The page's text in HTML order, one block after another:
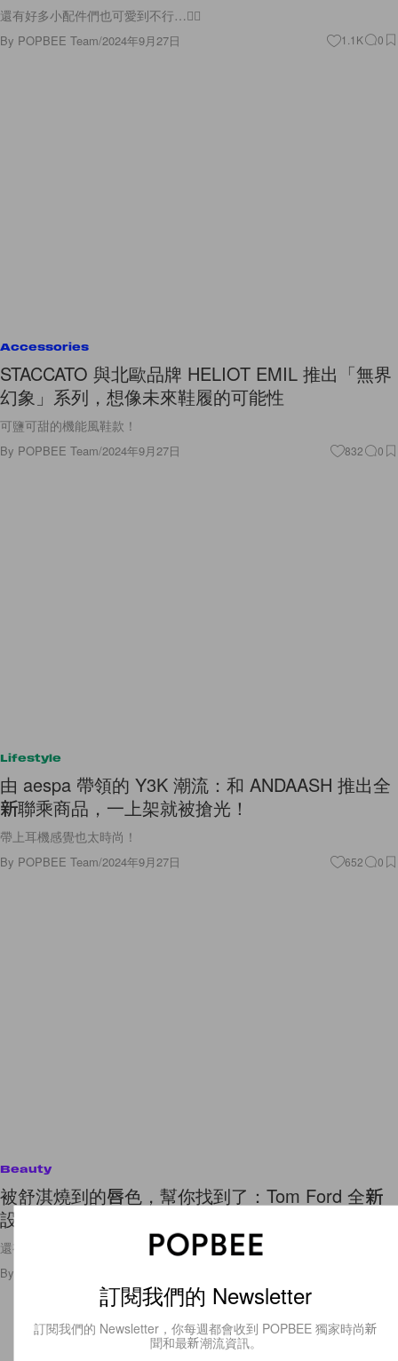
還有好多小配件們也可愛到不行…❤️‍🔥
By POPBEE Team/2024年9月27日 1.1K 0
Accessories
STACCATO 與北歐品牌 HELIOT EMIL 推出「無界
幻象」系列，想像未來鞋履的可能性
可鹽可甜的機能風鞋款！
By POPBEE Team/2024年9月27日 832 0
Lifestyle
由 aespa 帶領的 Y3K 潮流：和 ANDAASH 推出全
新聯乘商品，一上架就被搶光！
帶上耳機感覺也太時尚！
By POPBEE Team/2024年9月27日 652 0
Beauty
被舒淇燒到的唇色，幫你找到了：Tom Ford 全新
設計師唇膏，必入手這 4 個色號！
還有人氣唇線筆、四格眼影盤一同登場！
By
訂閱我們的 Newsletter
訂閱我們的 Newsletter，你每週都會收到 POPBEE 獨家時尚新
聞和最新潮流資訊。